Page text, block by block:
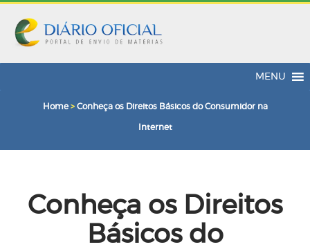
MENU
Home> Conheça os Direitos Básicos do Consumidor na
Internet
Conheça os Direitos
Básicos do